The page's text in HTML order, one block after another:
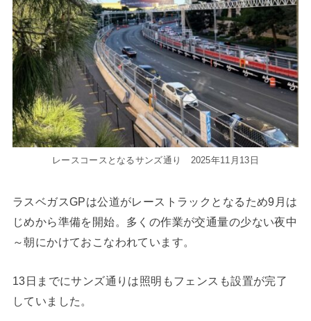
レースコースとなるサンズ通り 2025年11月13日
ラスベガスGPは公道がレーストラックとなるため9月は
じめから準備を開始。多くの作業が交通量の少ない夜中
～朝にかけておこなわれています。
13日までにサンズ通りは照明もフェンスも設置が完了
していました。